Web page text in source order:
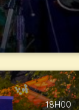
18H00